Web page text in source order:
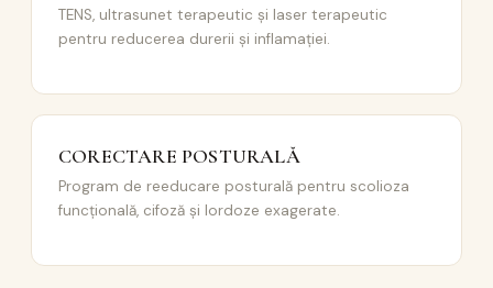
TENS, ultrasunet terapeutic și laser terapeutic
pentru reducerea durerii și inflamației.
CORECTARE POSTURALĂ
Program de reeducare posturală pentru scolioza
funcțională, cifoză și lordoze exagerate.